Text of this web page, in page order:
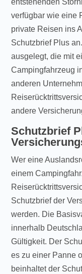
verfügbar wie eine
private Reisen ins
Schutzbrief Plus
ausgelegt, die mit
Campingfahrzeug
anderen
andere
Schutzbrief
Wer eine
einem
Schutzbrief der
werden. Die
innerhalb
Gültigkeit. Der
es zu einer Panne
beinhaltet der